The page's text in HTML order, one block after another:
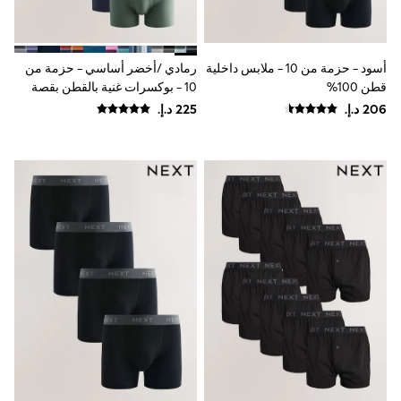
Mint Velvet
Monsoon
River Island
SCHOOWEAR
All Boys Schoolwear
Trousers
Polo Shirts
Sweatshirts & Jumpers
Coats & Jackets
Underwear
Socks
Multipacks
All Boys Sport & Swimwear
Trainers & Pumps
Swimwear
Tops
Shorts
adidas
Nike
أسود - حزمة من 10 - ملابس داخلية
قطن 100%
رمادي /أخضر أساسي - حزمة من
10 - بوكسرات غنية بالقطن بقصة
أمامية على شكل حرف A